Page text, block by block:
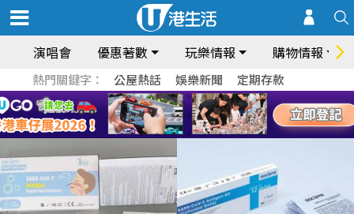
演唱會 優惠著數 玩樂情報 購物情報
熱門關鍵字： 公屋熱話 娛樂新聞 定期存款